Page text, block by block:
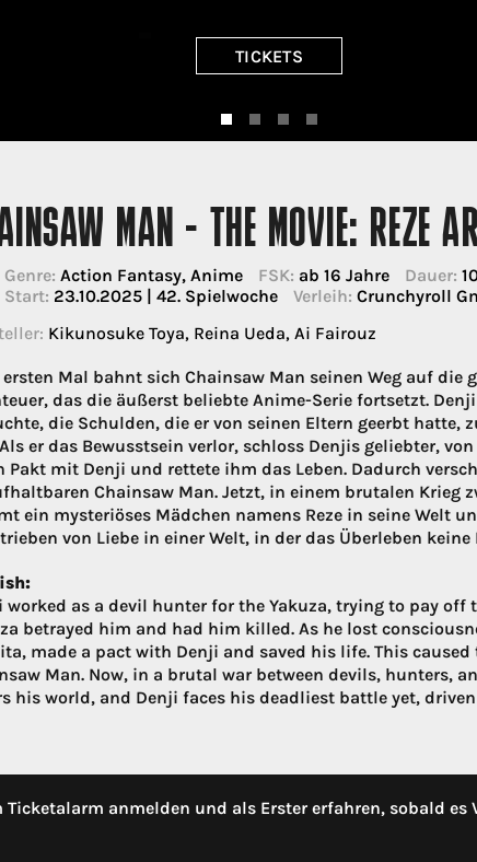
TICKETS
MAN - THE MOVIE: REZE
Genre: Action Fantasy, Anime FSK: ab 16 Jahre Dauer:
Start: 23.10.2025 | 42. Spielwoche Verleih: Crunchyroll
Kikunosuke Toya, Reina Ueda, Ai Fairouz
Mal bahnt sich Chainsaw Man seinen Weg auf die
das die äußerst beliebte Anime-Serie fortsetzt.
die Schulden, die er von seinen Eltern geerbt
er das Bewusstsein verlor, schloss Denjis geliebter,
Pakt mit Denji und rettete ihm das Leben. Dadurch
Chainsaw Man. Jetzt, in einem brutalen Krieg
ein mysteriöses Mädchen namens Reze in seine Welt
von Liebe in einer Welt, in der das Überleben keine
worked as a devil hunter for the Yakuza, trying to pay
betrayed him and had him killed. As he lost
made a pact with Denji and saved his life. This
Man. Now, in a brutal war between devils, hunters,
his world, and Denji faces his deadliest battle yet,
anmelden und als Erster erfahren, sobald es